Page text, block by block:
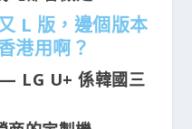
L 版，邊個版本
港用啊？
U+ 係韓國三